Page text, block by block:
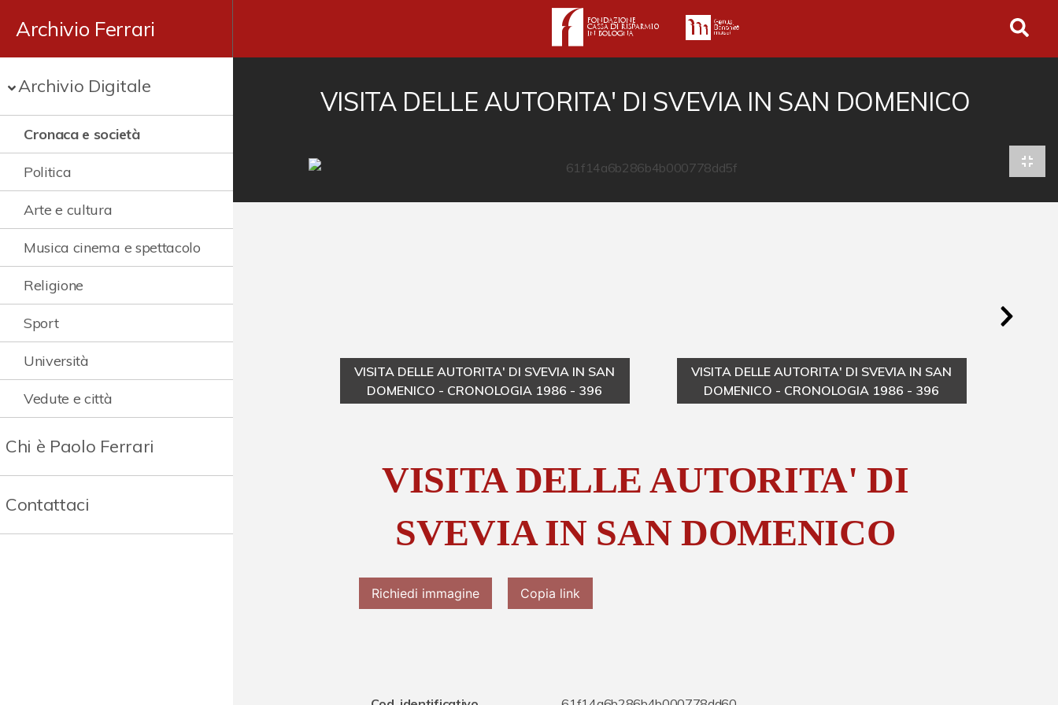
Archivio Ferrari
Archivio Digitale
Cronaca e società
Politica
Arte e cultura
Musica cinema e spettacolo
Religione
Sport
Università
Vedute e città
Chi è Paolo Ferrari
Contattaci
VISITA DELLE AUTORITA' DI SVEVIA IN SAN DOMENICO
VISITA DELLE AUTORITA' DI SVEVIA IN SAN
DOMENICO - CRONOLOGIA 1986 - 396
VISITA DELLE AUTORITA' DI SVEVIA IN SAN
DOMENICO - CRONOLOGIA 1986 - 396
VISITA DELLE AUTORITA' DI
SVEVIA IN SAN DOMENICO
Richiedi immagine Copia link